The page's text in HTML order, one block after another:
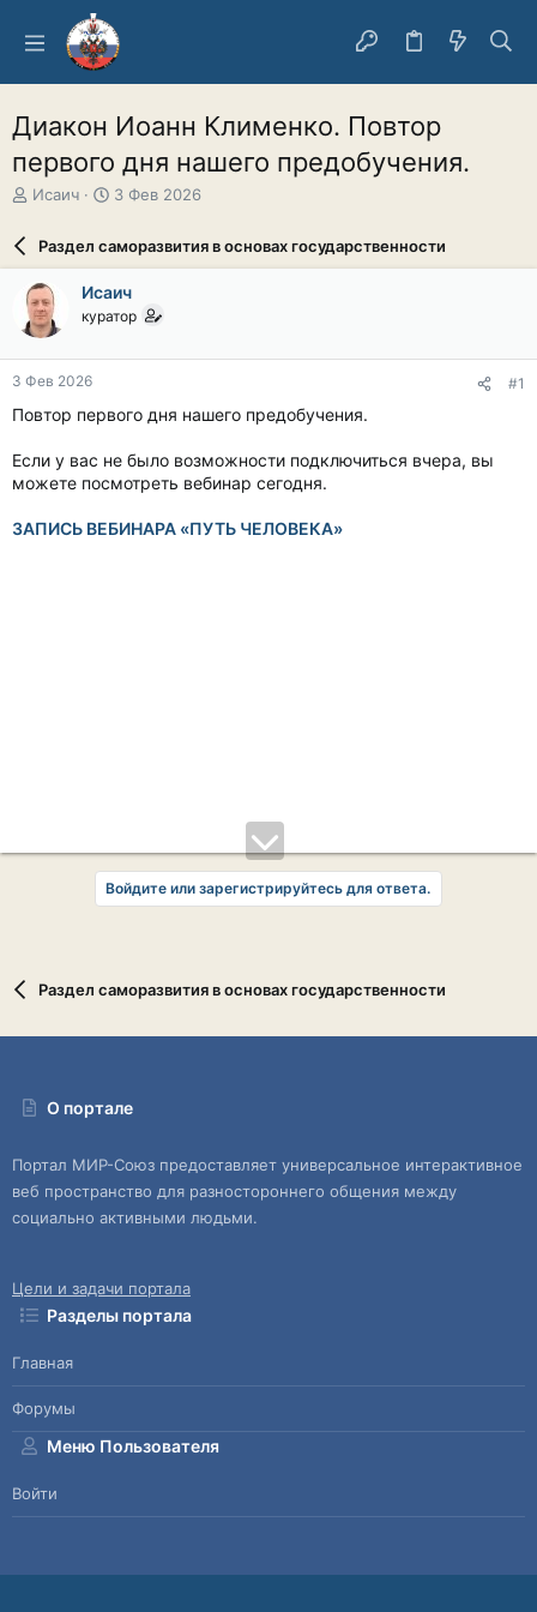
Диакон Иоанн Клименко. Повтор
первого дня нашего предобучения.
А
о
р
т
е
м
ы
Исаич
Д
а
а
ч
л
3 Фев 2026
Раздел саморазвития в основах государственности
Исаич
куратор
3 Фев 2026 #1
Повтор первого дня нашего предобучения.
Если у вас не было возможности подключиться вчера, вы
можете посмотреть вебинар сегодня.
ЗАПИСЬ ВЕБИНАРА «ПУТЬ ЧЕЛОВЕКА»
Войдите или зарегистрируйтесь для ответа.
Раздел саморазвития в основах государственности
О портале
Портал МИР-Союз предоставляет универсальное интерактивное
веб пространство для разностороннего общения между
социально активными людьми.
Цели и задачи портала
Разделы портала
Главная
Форумы
Меню Пользователя
Войти